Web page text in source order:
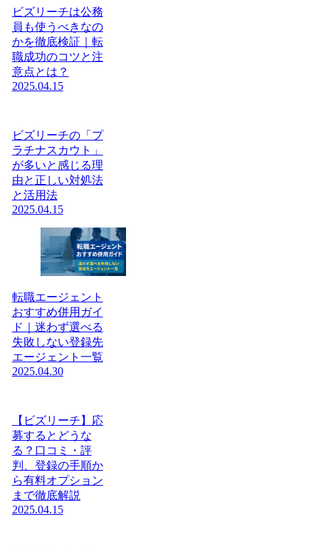
ビズリーチは公務
員も使うべきなの
かを徹底検証｜転
職成功のコツと注
意点とは？
2025.04.15
ビズリーチの「プ
ラチナスカウト」
が多いと感じる理
由と正しい対処法
と活用法
2025.04.15
転職エージェント
おすすめ併用ガイ
ド｜迷わず選べる
失敗しない登録先
エージェント一覧
2025.04.30
【ビズリーチ】応
募するとどうな
る？口コミ・評
判、登録の手順か
ら有料オプション
まで徹底解説
2025.04.15